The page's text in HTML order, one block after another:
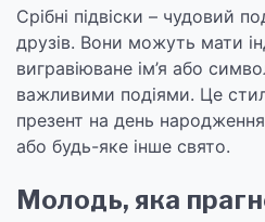
Срібні підвіски – чудовий
друзів. Вони можуть мати
вигравіюване ім’я або
важливими подіями. Це
презент на день
або будь-яке інше свято.
Молодь, яка